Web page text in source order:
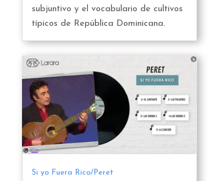
subjuntivo y el vocabulario de cultivos
típicos de República Dominicana.
Si yo Fuera Rico/Peret